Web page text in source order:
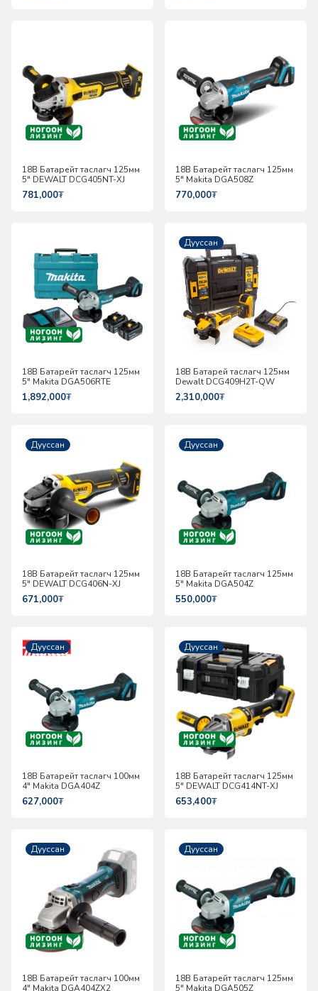
18В Батарейт таслагч 125мм
5" DEWALT DCG405NT-XJ
781,000₮
18В Батарейт таслагч 125мм
5" Makita DGA508Z
770,000₮
18В Батарейт таслагч 125мм
5" Makita DGA506RTE
1,892,000₮
Дууссан
18В Батарей таслагч 125мм
Dewalt DCG409H2T-QW
2,310,000₮
Дууссан
18В Батарейт таслагч 125мм
5" DEWALT DCG406N-XJ
671,000₮
Дууссан
18В Батарейт таслагч 125мм
5" Makita DGA504Z
550,000₮
Дууссан
18В Батарейт таслагч 100мм
4" Makita DGA404Z
627,000₮
Дууссан
18В Батарейт таслагч 125мм
5" DEWALT DCG414NT-XJ
653,400₮
Дууссан
18В Батарейт таслагч 100мм
4" Makita DGA404ZX2
Дууссан
18В Батарейт таслагч 125мм
5" Makita DGA505Z